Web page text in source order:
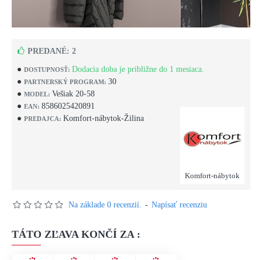
DOSTUPNOSŤ: Dodacia doba je približne do 1 mesiaca.
PARTNERSKÝ PROGRAM: 30
MODEL: Vešiak 20-58
EAN: 8586025420891
PREDAJCA: Komfort-nábytok-Žilina
Komfort-nábytok
PREDANÉ: 2
Na základe 0 recenzií. - Napísať recenziu
TÁTO ZĽAVA KONČÍ ZA :